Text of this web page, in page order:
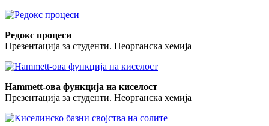
Редокс процеси
Презентација за студенти. Неорганска хемија
Hammett-oва функција на киселост
Презентација за студенти. Неорганска хемија